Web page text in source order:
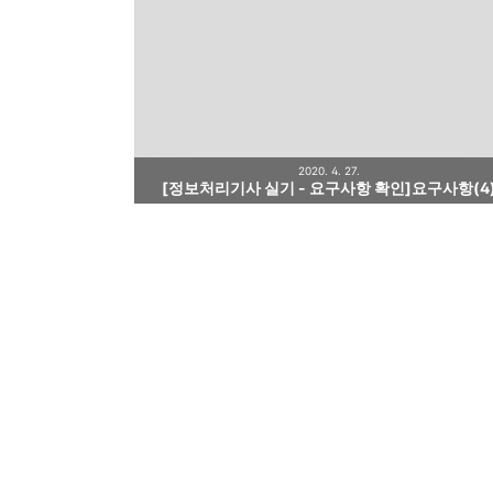
[정보처리기사 실기 - 요구사항 확인]요구사항
2020. 4. 27.